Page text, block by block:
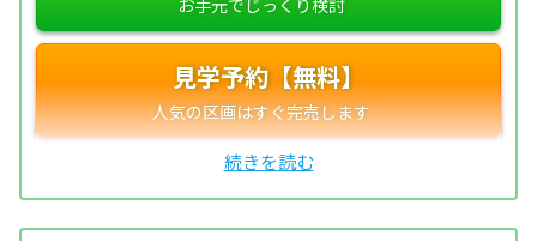
見学予約【無料】